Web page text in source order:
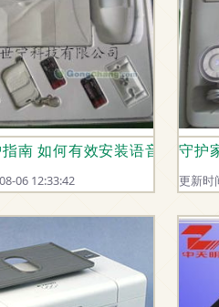
解读
南 如何有效安装语音报警主
06 12:33:42
守护
更新时